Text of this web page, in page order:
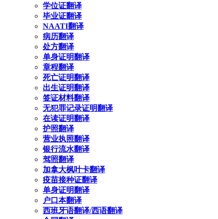
学位证翻译
毕业证翻译
NAATI翻译
病历翻译
处方翻译
单身证明翻译
章程翻译
死亡证明翻译
出生证明翻译
签证材料翻译
无犯罪记录证明翻译
在读证明翻译
护照翻译
营业执照翻译
银行流水翻译
驾照翻译
加拿大枫叶卡翻译
疫苗接种证翻译
单身证明翻译
户口本翻译
西班牙语翻译/西语翻译